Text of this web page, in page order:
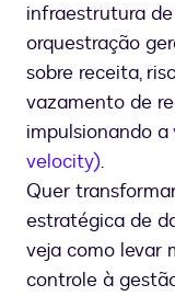
infraestrutura
orquestração
sobre receita,
vazamento de
impulsionando a
velocity).
Quer
estratégica de
veja como levar
controle à